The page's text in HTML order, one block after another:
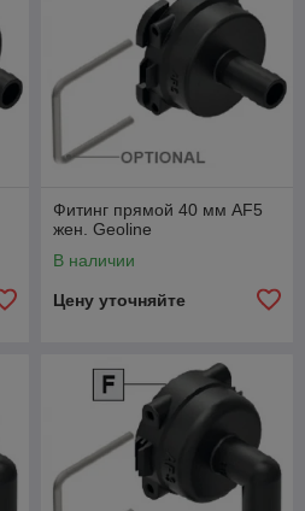
Фитинг прямой 40 мм AF5
жен. Geoline
В наличии
Цену уточняйте